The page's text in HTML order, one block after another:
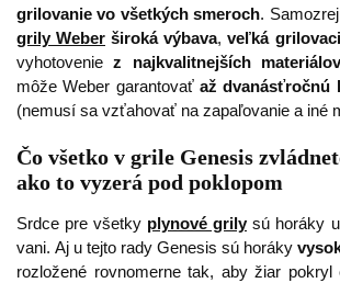
grilovanie vo všetkých smeroch.
grily Weber široká výbava, veľká
vyhotovenie z najkvalitnejších materiálov
môže Weber garantovať až dvanásťročnú
(nemusí sa vzťahovať na zapaľovanie a iné
Čo všetko v grile Genesis
ako to vyzerá pod poklopom
Srdce pre všetky plynové grily sú horáky
vani. Aj u tejto rady Genesis sú horáky
rozložené rovnomerne tak, aby žiar pokryl